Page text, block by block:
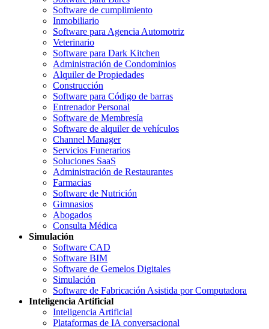
Software de cumplimiento
Inmobiliario
Software para Agencia Automotriz
Veterinario
Software para Dark Kitchen
Administración de Condominios
Alquiler de Propiedades
Construcción
Software para Código de barras
Entrenador Personal
Software de Membresía
Software de alquiler de vehículos
Channel Manager
Servicios Funerarios
Soluciones SaaS
Administración de Restaurantes
Farmacias
Software de Nutrición
Gimnasios
Abogados
Consulta Médica
Simulación
Software CAD
Software BIM
Software de Gemelos Digitales
Simulación
Software de Fabricación Asistida por Computadora
Inteligencia Artificial
Inteligencia Artificial
Plataformas de IA conversacional